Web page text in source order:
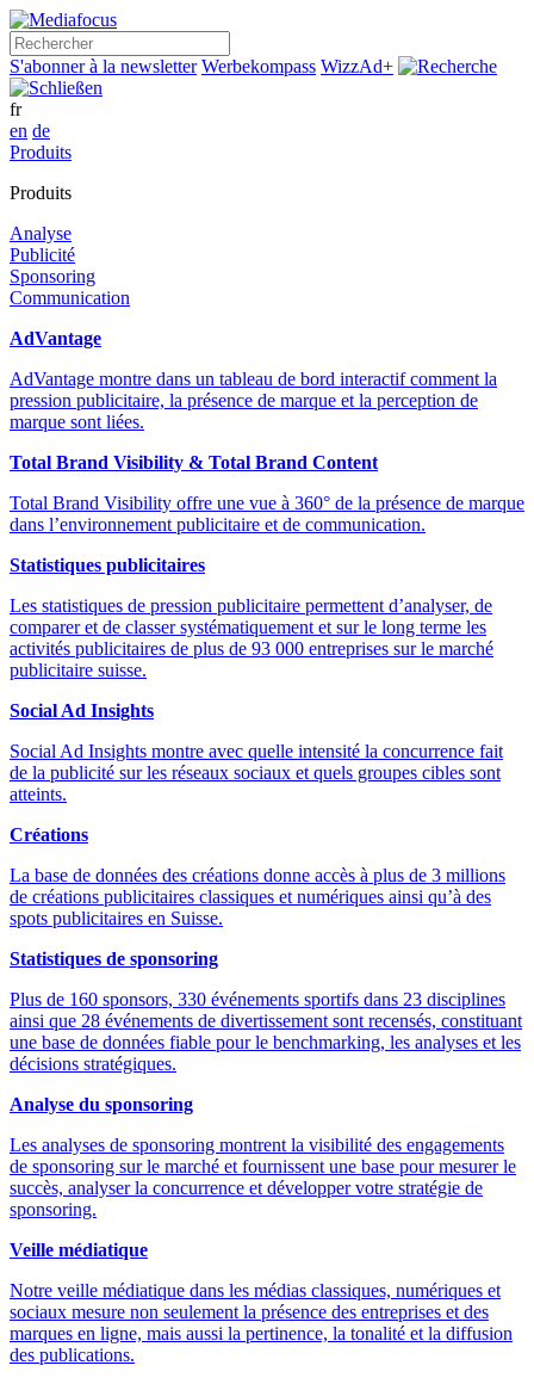
S'abonner à la newsletter Werbekompass WizzAd+ Rechercher
fr
en de
Produits
Produits
Analyse
Publicité
Sponsoring
Communication
AdVantage
AdVantage montre dans un tableau de bord interactif comment la
pression publicitaire, la présence de marque et la perception de
marque sont liées.
Total Brand Visibility & Total Brand Content
Total Brand Visibility offre une vue à 360° de la présence de marque
dans l’environnement publicitaire et de communication.
Statistiques publicitaires
Les statistiques de pression publicitaire permettent d’analyser, de
comparer et de classer systématiquement et sur le long terme les
activités publicitaires de plus de 93 000 entreprises sur le marché
publicitaire suisse.
Social Ad Insights
Social Ad Insights montre avec quelle intensité la concurrence fait
de la publicité sur les réseaux sociaux et quels groupes cibles sont
atteints.
Créations
La base de données des créations donne accès à plus de 3 millions
de créations publicitaires classiques et numériques ainsi qu’à des
spots publicitaires en Suisse.
Statistiques de sponsoring
Plus de 160 sponsors, 330 événements sportifs dans 23 disciplines
ainsi que 28 événements de divertissement sont recensés, constituant
une base de données fiable pour le benchmarking, les analyses et les
décisions stratégiques.
Analyse du sponsoring
Les analyses de sponsoring montrent la visibilité des engagements
de sponsoring sur le marché et fournissent une base pour mesurer le
succès, analyser la concurrence et développer votre stratégie de
sponsoring.
Veille médiatique
Notre veille médiatique dans les médias classiques, numériques et
sociaux mesure non seulement la présence des entreprises et des
marques en ligne, mais aussi la pertinence, la tonalité et la diffusion
des publications.